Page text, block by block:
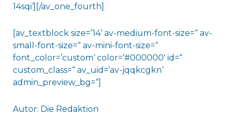
14sqi‘][/av_one_fourth]
[av_textblock size=’14‘ av-medium-font-size=“ av-
small-font-size=“ av-mini-font-size=“
font_color=’custom‘ color=’#000000′ id=“
custom_class=“ av_uid=’av-jqqkcgkn‘
admin_preview_bg=“]
Autor: Die Redaktion